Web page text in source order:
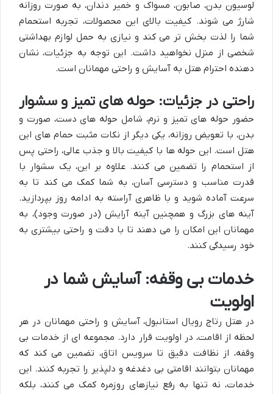
لوسیون بدن، صابون، مسواک و خمیر دندان، به صورت روزانه
شارژ می شوند. کیفیت بالای این محصولات، تجربه استحمام
شما را لذت بخش تر می کند و نیازی به حمل لوازم بهداشتی
شخصی از منزل نخواهید داشت. این توجه به جزئیات، نشان
دهنده احترام هتل به آسایش و راحتی مهمانان است.
راحتی در جزئیات: حوله های تمیز و سشوار
حضور حوله های تمیز و نرم، شامل حوله های دست، صورت و
بدن، با تعویض روزانه، یکی دیگر از نکات مثبت حمام های این
هتل است. این حوله ها با کیفیت بالا و جذب عالی، راحتی پس
از استحمام را تضمین می کنند. علاوه بر این، یک سشوار با
قدرت مناسب و دسترسی آسان، به شما کمک می کند تا به
سرعت آماده شوید و با ظاهری آراسته به ادامه روز بپردازید.
آینه های بزرگ و همچنین آینه آرایش (در صورت وجود)، به
مهمانان این امکان را می دهند تا با دقت و راحتی بیشتری به
خود رسیدگی کنند.
خدمات بی وقفه: آسایش شما در
اولویت
در هتل رتاج رویال استانبول، آسایش و راحتی مهمانان در هر
لحظه از اقامت، در اولویت قرار دارد. مجموعه ای از خدمات بی
وقفه، از نظافت دقیق تا سرویس اتاق، تضمین می کند که
مهمانان بتوانند اقامتی بی دغدغه و دلپذیر را تجربه کنند. این
خدمات، نه تنها به رفع نیازهای روزمره کمک می کنند، بلکه